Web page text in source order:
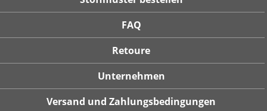
FAQ
Retoure
Unternehmen
Versand und Zahlungsbedingungen